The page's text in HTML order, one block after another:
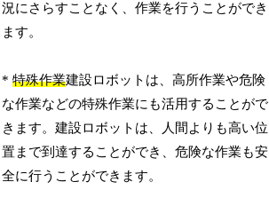
況にさらすことなく、作業を行うことができ
ます。
*特殊作業建設ロボットは、高所作業や危険
な作業などの特殊作業にも活用することがで
きます。建設ロボットは、人間よりも高い位
置まで到達することができ、危険な作業も安
全に行うことができます。